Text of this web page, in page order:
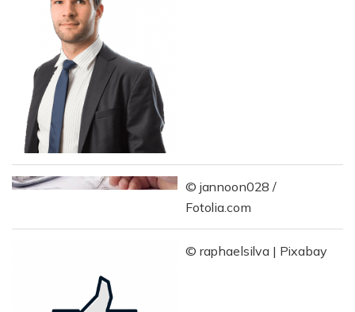
© jannoon028 /
Fotolia.com
© raphaelsilva | Pixabay